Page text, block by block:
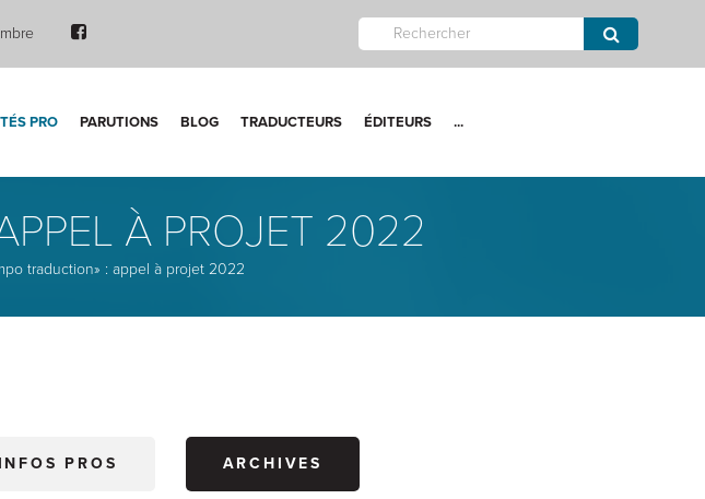
PRO PARUTIONS BLOG TRADUCTEURS ÉDITEURS ...
À PROJET 2022
traduction» : appel à projet 2022
INFOS PROS ARCHIVES